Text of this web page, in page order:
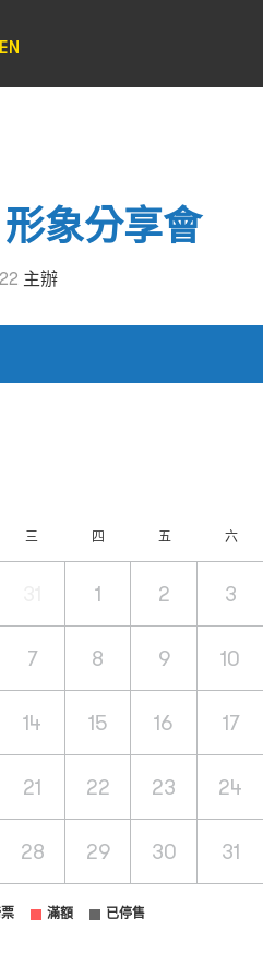
EN
象分享會
主辦
三 四 五 六
1 2 3
7 8 9 10
14 15 16 17
21 22 23 24
28 29 30 31
滿額 已停售